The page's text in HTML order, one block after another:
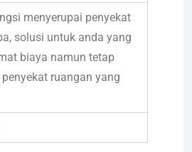
menyerupai penyekat
solusi untuk anda yang
biaya namun tetap
ruangan yang